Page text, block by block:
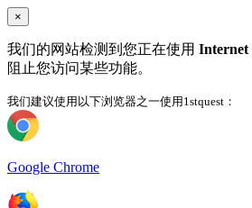
×
我们的网站检测到您正在使用 Internet
阻止您访问某些功能。
我们建议使用以下浏览器之一使用1stquest：
Google Chrome